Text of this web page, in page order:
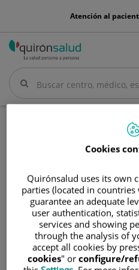
menu-
Atención al
Buscar
Buscar
Celedonio
Celedonio
Márquez
Infante
Celedonio
FACULTATIVO
Cookies
Quirónsalud uses its own
parties (located in
guarantee an adequate
user authentication,
services and showing
through the analysis of
accept all cookies by
cookies" or configure/